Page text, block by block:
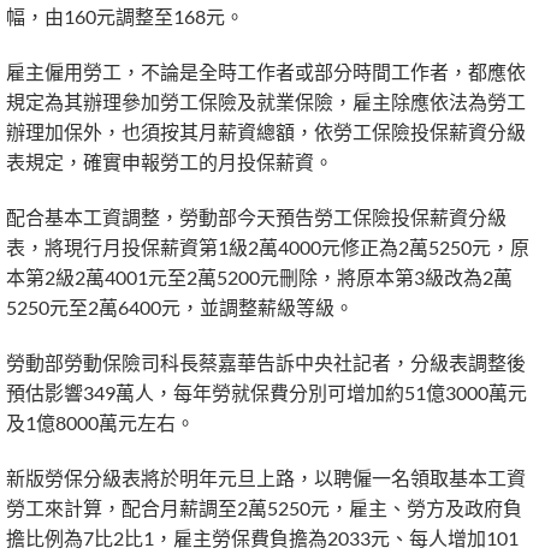
幅，由160元調整至168元。
雇主僱用勞工，不論是全時工作者或部分時間工作者，都應依
規定為其辦理參加勞工保險及就業保險，雇主除應依法為勞工
辦理加保外，也須按其月薪資總額，依勞工保險投保薪資分級
表規定，確實申報勞工的月投保薪資。
配合基本工資調整，勞動部今天預告勞工保險投保薪資分級
表，將現行月投保薪資第1級2萬4000元修正為2萬5250元，原
本第2級2萬4001元至2萬5200元刪除，將原本第3級改為2萬
5250元至2萬6400元，並調整薪級等級。
勞動部勞動保險司科長蔡嘉華告訴中央社記者，分級表調整後
預估影響349萬人，每年勞就保費分別可增加約51億3000萬元
及1億8000萬元左右。
新版勞保分級表將於明年元旦上路，以聘僱一名領取基本工資
勞工來計算，配合月薪調至2萬5250元，雇主、勞方及政府負
擔比例為7比2比1，雇主勞保費負擔為2033元、每人增加101